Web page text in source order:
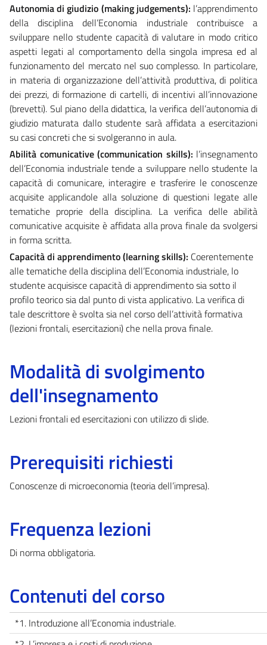
Autonomia di giudizio (making judgements): l’apprendimento
della disciplina dell’Economia industriale contribuisce a
sviluppare nello studente capacità di valutare in modo critico
aspetti legati al comportamento della singola impresa ed al
funzionamento del mercato nel suo complesso. In particolare,
in materia di organizzazione dell’attività produttiva, di politica
dei prezzi, di formazione di cartelli, di incentivi all’innovazione
(brevetti). Sul piano della didattica, la verifica dell’autonomia di
giudizio maturata dallo studente sarà affidata a esercitazioni
su casi concreti che si svolgeranno in aula.
Abilità comunicative (communication skills): l’insegnamento
dell’Economia industriale tende a sviluppare nello studente la
capacità di comunicare, interagire e trasferire le conoscenze
acquisite applicandole alla soluzione di questioni legate alle
tematiche proprie della disciplina. La verifica delle abilità
comunicative acquisite è affidata alla prova finale da svolgersi
in forma scritta.
Capacità di apprendimento (learning skills): Coerentemente
alle tematiche della disciplina dell’Economia industriale, lo
studente acquisisce capacità di apprendimento sia sotto il
profilo teorico sia dal punto di vista applicativo. La verifica di
tale descrittore è svolta sia nel corso dell’attività formativa
(lezioni frontali, esercitazioni) che nella prova finale.
Modalità di svolgimento
dell'insegnamento
Lezioni frontali ed esercitazioni con utilizzo di slide.
Prerequisiti richiesti
Conoscenze di microeconomia (teoria dell’impresa).
Frequenza lezioni
Di norma obbligatoria.
Contenuti del corso
*1. Introduzione all’Economia industriale.